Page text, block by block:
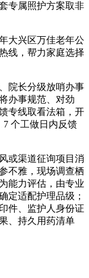
专属照护方案取非
大兴区万佳老年公
线，帮力家庭选择
院长分级放哨办事
办事规范、对劲
专线取看法箱，开
7 个工做日内反馈
或渠道征询项目消
不雅，现场调查栖
能力评估，由专业
定适配护理品级；
件、监护人身份证
、持久用药清单